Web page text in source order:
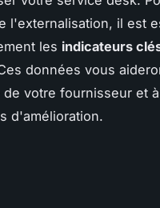
l'externalisation, il est
les indicateurs
données vous
de votre fournisseur et
d'amélioration.